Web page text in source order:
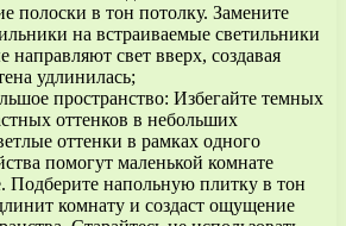
полоски в тон потолку. Замените
на встраиваемые светильники
направляют свет вверх, создавая
удлинилась;
пространство: Избегайте темных
оттенков в небольших
оттенки в рамках одного
помогут маленькой комнате
Подберите напольную плитку в тон
комнату и создаст ощущение